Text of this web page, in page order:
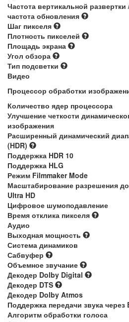
Частота вертикальной развертки
частота обновления
Шаг пикселя
Плотность пикселей
Площадь экрана
Угол обзора
Тип подсветки
Видео
Процессор обработки
Количество ядер процессора
Улучшение четкости
изображения
Расширенный динамический
(HDR)
Поддержка HDR 10
Поддержка HLG
Режим Filmmaker Mode
Масштабирование разрешения
Ultra HD
Цифровое шумоподавление
Время отклика пикселя
Аудио
Выходная мощность
Система динамиков
Сабвуфер
Объемное звучание
Декодер Dolby Digital
Декодер DTS
Декодер Dolby Atmos
Поддержка передачи звука через
Алгоритм обработки голоса